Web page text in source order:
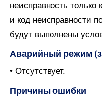
неисправность только
и код неисправности
будут выполнены
Аварийный режим
• Отсутствует.
Причины ошибки